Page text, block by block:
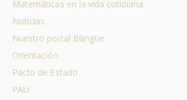
Matemáticas en la vida cotidiana
Noticias
Nuestro portal Bilingüe
Orientación
Pacto de Estado
PAU